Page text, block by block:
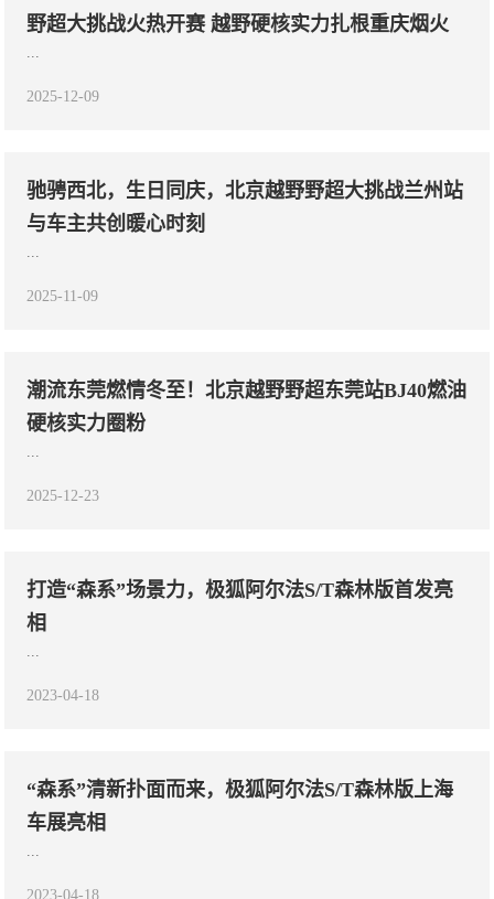
野超大挑战火热开赛 越野硬核实力扎根重庆烟火
...
2025-12-09
驰骋西北，生日同庆，北京越野野超大挑战兰州站
与车主共创暖心时刻
...
2025-11-09
潮流东莞燃情冬至！北京越野野超东莞站BJ40燃油
硬核实力圈粉
...
2025-12-23
打造“森系”场景力，极狐阿尔法S/T森林版首发亮
相
...
2023-04-18
“森系”清新扑面而来，极狐阿尔法S/T森林版上海
车展亮相
...
2023-04-18